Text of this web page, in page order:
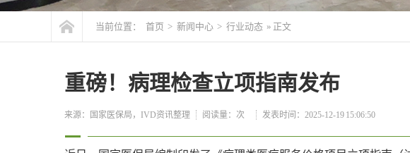
当前位置： 首页 > 新闻中心 > 行业动态 » 正文
重磅！病理检查立项指南发布
来源：国家医保局，IVD资讯整理 阅读量： 次 发表时间：2025-12-19 15:06:50